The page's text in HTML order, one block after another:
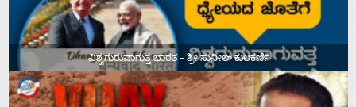
ವಿಶ್ವಗುರುವಾಗುತ್ತ ಭಾರತ – ಶ್ರೀ ಸುನೀಲ್‌ ಕುಲಕರ್ಣಿ